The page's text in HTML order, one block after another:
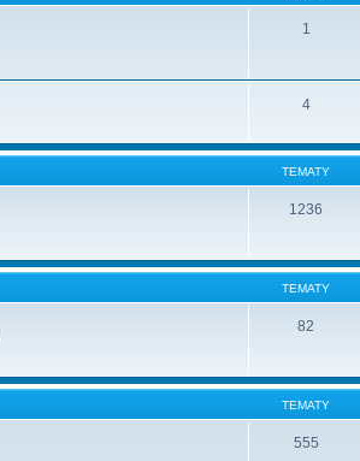
1
4
TEMATY
1236
TEMATY
82
TEMATY
555